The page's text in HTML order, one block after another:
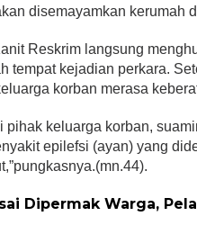
disemayamkan kerumah
Reskrim langsung
tempat kejadian perkara.
korban merasa
pihak keluarga korban,
epilefsi (ayan) yang
Dipermak Warga,